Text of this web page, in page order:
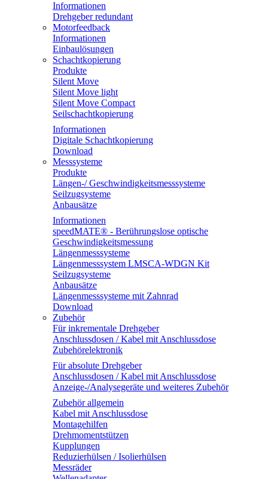
Informationen
Drehgeber redundant
Motorfeedback
Informationen
Einbaulösungen
Schachtkopierung
Produkte
Silent Move
Silent Move light
Silent Move Compact
Seilschachtkopierung
Informationen
Digitale Schachtkopierung
Download
Messsysteme
Produkte
Längen-/ Geschwindigkeitsmesssysteme
Seilzugsysteme
Anbausätze
Informationen
speedMATE® - Berührungslose optische
Geschwindigkeitsmessung
Längenmesssysteme
Längenmesssystem LMSCA-WDGN Kit
Seilzugsysteme
Anbausätze
Längenmesssysteme mit Zahnrad
Download
Zubehör
Für inkrementale Drehgeber
Anschlussdosen / Kabel mit Anschlussdose
Zubehörelektronik
Für absolute Drehgeber
Anschlussdosen / Kabel mit Anschlussdose
Anzeige-/Analysegeräte und weiteres Zubehör
Zubehör allgemein
Kabel mit Anschlussdose
Montagehilfen
Drehmomentstützen
Kupplungen
Reduzierhülsen / Isolierhülsen
Messräder